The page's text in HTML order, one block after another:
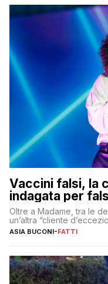
Vaccini falsi, la
indagata per
Oltre a Madame, tra le
un’altra “cliente
ASIA BUCONI-FATTI